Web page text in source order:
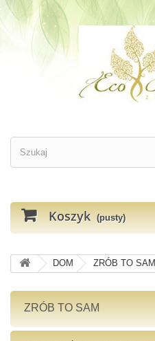
Koszyk (pusty)
DOM ZRÓB TO SAM
ZRÓB TO SAM